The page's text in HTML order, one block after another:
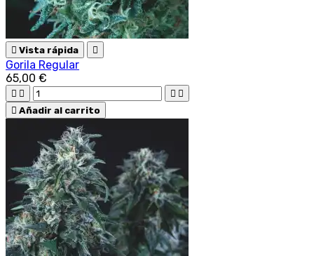
 Vista rápida 
Gorila Regular
65,00 €
   
 Añadir al carrito